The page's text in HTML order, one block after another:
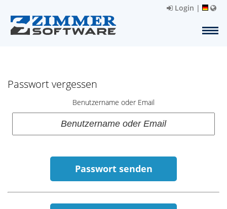
Login |
Passwort vergessen
Benutzername oder Email
Passwort senden